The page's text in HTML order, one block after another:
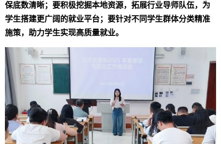
保底数清晰；要积极挖掘本地资源，拓展行业导师队伍，为
学生搭建更广阔的就业平台；要针对不同学生群体分类精准
施策，助力学生实现高质量就业。